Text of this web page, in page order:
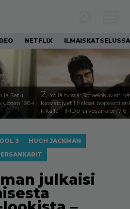
NETFLIX ILMAISKATSELUSSA
ja Satu
1984
2. Yöllä tv:ssä: Sotaelokuvan
kasvattivat lihakset nopeasti
kikalla – IMDb-arvosana on 7,6
3
HUGH JACKMAN
julkaisi